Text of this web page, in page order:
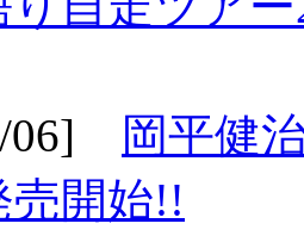
06]
岡平健
売開始!!